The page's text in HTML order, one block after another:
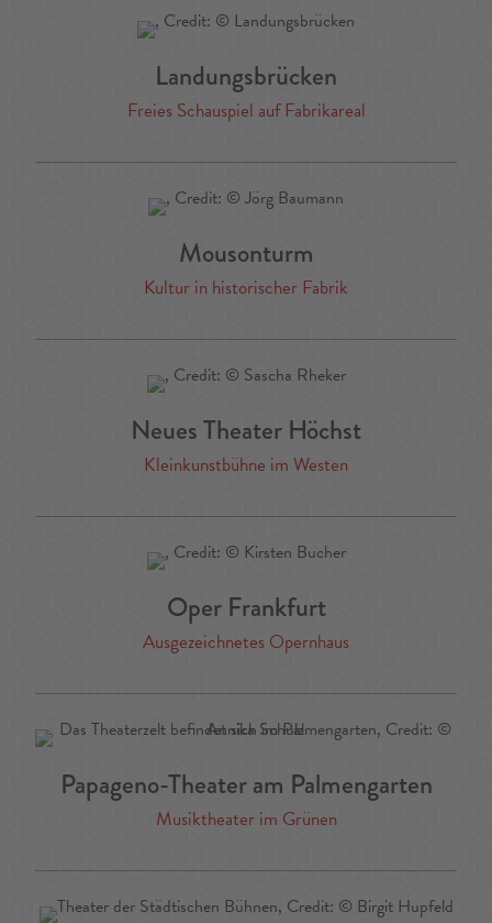
Landungsbrücken
Freies Schauspiel auf Fabrikareal
Mousonturm
Kultur in historischer Fabrik
Neues Theater Höchst
Kleinkunstbühne im Westen
Oper Frankfurt
Ausgezeichnetes Opernhaus
Papageno-Theater am Palmengarten
Musiktheater im Grünen